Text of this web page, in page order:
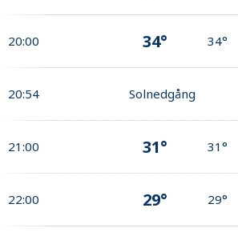
20:00 34° 34°
20:54 Solnedgång
21:00 31° 31°
22:00 29° 29°